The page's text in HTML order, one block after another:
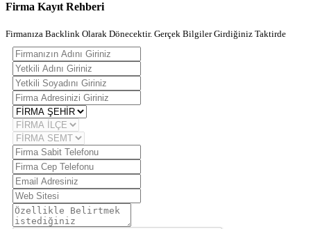
Firma Kayıt Rehberi
Firmanıza Backlink Olarak Dönecektir. Gerçek Bilgiler Girdiğiniz Taktirde